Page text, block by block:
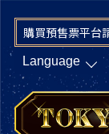
購買預售票平台